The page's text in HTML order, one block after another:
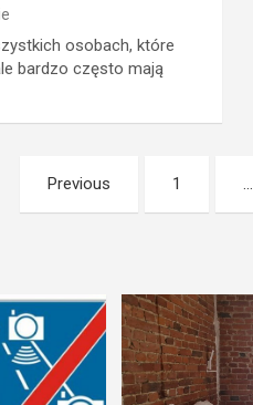
osobach, które
bardzo często mają
Previous 1 …